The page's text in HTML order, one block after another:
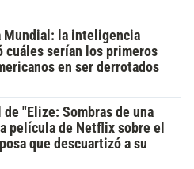
Mundial: la inteligencia
serían los primeros
en ser derrotados
"Elize: Sombras de una
película de Netflix sobre el
que descuartizó a su